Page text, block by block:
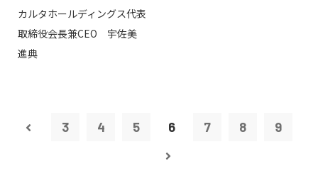
カルタホールディングス代表
取締役会長兼CEO 宇佐美
進典
3 4 5 6 7 8 9